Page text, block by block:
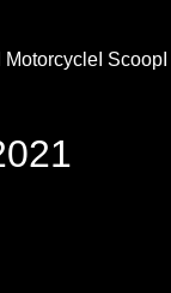
I Motorcycle I Scoop